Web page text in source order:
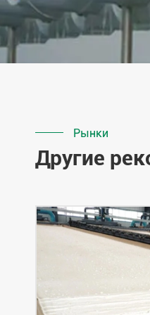
Рынки
Другие